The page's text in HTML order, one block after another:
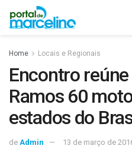
Home Locais e Regionais
Encontro
Ramos 60
estados do
de Admin 13 de março de